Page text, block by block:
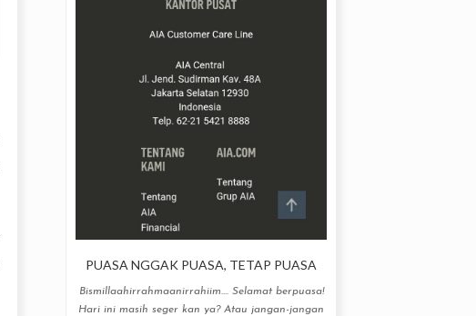
PUASA NGGAK PUASA, TETAP PUASA
Bismillaahirrahmaanirrahiim.... Selamat berpuasa!
Hari ini masih seger kan ya? Atau jangan-jangan